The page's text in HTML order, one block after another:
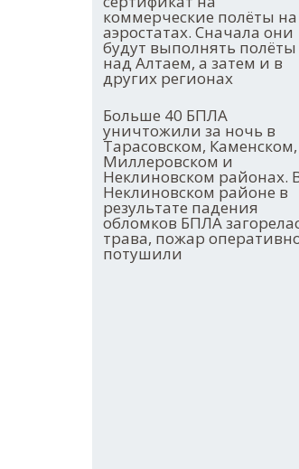
коммерческие полёты на
аэростатах. Сначала они
будут выполнять полёты
над Алтаем, а затем и в
других регионах
Больше 40 БПЛА
уничтожили за ночь в
Тарасовском, Каменском,
Миллеровском и
Неклиновском районах.
Неклиновском районе в
результате падения
обломков БПЛА
трава, пожар
потушили